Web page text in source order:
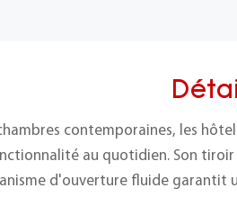
contemporaines, les
au quotidien. Son
d'ouverture fluide garantit